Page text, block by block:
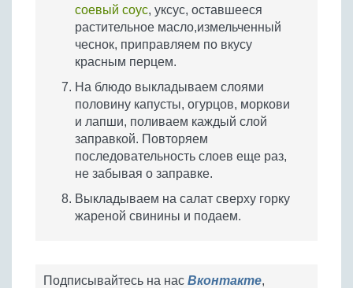
соевый соус, уксус, оставшееся
растительное масло,измельченный
чеснок, приправляем по вкусу
красным перцем.
На блюдо выкладываем слоями
половину капусты, огурцов, моркови
и лапши, поливаем каждый слой
заправкой. Повторяем
последовательность слоев еще раз,
не забывая о заправке.
Выкладываем на салат сверху горку
жареной свинины и подаем.
Подписывайтесь на нас Вконтакте,